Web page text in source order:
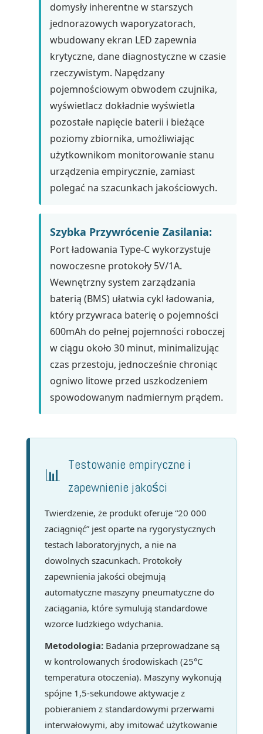
domysły inherentne w starszych
jednorazowych waporyzatorach,
wbudowany ekran LED zapewnia
krytyczne, dane diagnostyczne w czasie
rzeczywistym. Napędzany
pojemnościowym obwodem czujnika,
wyświetlacz dokładnie wyświetla
pozostałe napięcie baterii i bieżące
poziomy zbiornika, umożliwiając
użytkownikom monitorowanie stanu
urządzenia empirycznie, zamiast
polegać na szacunkach jakościowych.
Szybka Przywrócenie Zasilania:
Port ładowania Type-C wykorzystuje
nowoczesne protokoły 5V/1A.
Wewnętrzny system zarządzania
baterią (BMS) ułatwia cykl ładowania,
który przywraca baterię o pojemności
600mAh do pełnej pojemności roboczej
w ciągu około 30 minut, minimalizując
czas przestoju, jednocześnie chroniąc
ogniwo litowe przed uszkodzeniem
spowodowanym nadmiernym prądem.
📊
Testowanie empiryczne i
zapewnienie jakości
Twierdzenie, że produkt oferuje “20 000
zaciągnięć” jest oparte na rygorystycznych
testach laboratoryjnych, a nie na
dowolnych szacunkach. Protokoły
zapewnienia jakości obejmują
automatyczne maszyny pneumatyczne do
zaciągania, które symulują standardowe
wzorce ludzkiego wdychania.
Metodologia: Badania przeprowadzane są
w kontrolowanych środowiskach (25°C
temperatura otoczenia). Maszyny wykonują
spójne 1,5-sekundowe aktywacje z
pobieraniem z standardowymi przerwami
interwałowymi, aby imitować użytkowanie